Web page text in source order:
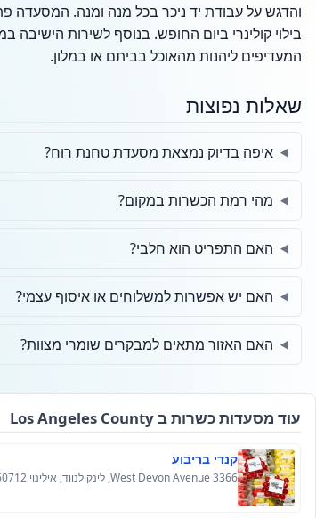
והדגש על עבודת יד ניכר בכל מנה ומנה. המסעדה
המעדיפים ליהנות מהאוכל בביתם או במלון.
שאלות נפוצות
איפה בדיוק נמצאת מסעדת טחנת רוח?
מהי רמת הכשרות במקום?
האם התפריט הוא חלבי?
האם יש אפשרות למשלוחים או איסוף עצמי?
האם האזור מתאים למבקרים שומרי מצוות?
עוד מסעדות כשרות ב Los Angeles County
קנדי בריבוע
3366 West Devon Avenue, לינקולנווד, אילינוי 60712, ארצות הברית